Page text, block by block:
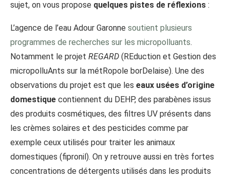
sujet, on vous propose quelques pistes de réflexions :
L’agence de l’eau Adour Garonne soutient plusieurs
programmes de recherches sur les micropolluants.
Notamment le projet REGARD (REduction et Gestion des
micropolluAnts sur la métRopole borDelaise). Une des
observations du projet est que les eaux usées d’origine
domestique contiennent du DEHP, des parabènes issus
des produits cosmétiques, des filtres UV présents dans
les crèmes solaires et des pesticides comme par
exemple ceux utilisés pour traiter les animaux
domestiques (fipronil). On y retrouve aussi en très fortes
concentrations de détergents utilisés dans les produits